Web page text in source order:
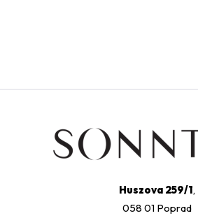
Huszova 259/1,
058 01 Poprad